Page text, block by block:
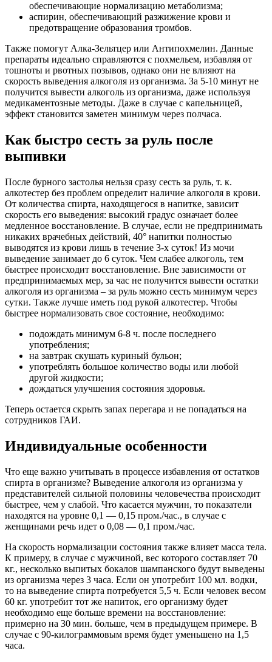
обеспечивающие нормализацию метаболизма;
аспирин, обеспечивающий разжижение крови и
предотвращение образования тромбов.
Также помогут Алка-Зельтцер или Антипохмелин. Данные
препараты идеально справляются с похмельем, избавляя от
тошноты и рвотных позывов, однако они не влияют на
скорость выведения алкоголя из организма. За 5-10 минут не
получится вывести алкоголь из организма, даже используя
медикаментозные методы. Даже в случае с капельницей,
эффект становится заметен минимум через полчаса.
Как быстро сесть за руль после
выпивки
После бурного застолья нельзя сразу сесть за руль, т. к.
алкотестер без проблем определит наличие алкоголя в крови.
От количества спирта, находящегося в напитке, зависит
скорость его выведения: высокий градус означает более
медленное восстановление. В случае, если не предпринимать
никаких врачебных действий, 40° напитки полностью
выводятся из крови лишь в течение 3-х суток! Из мочи
выведение занимает до 6 суток. Чем слабее алкоголь, тем
быстрее происходит восстановление. Вне зависимости от
предпринимаемых мер, за час не получится вывести остатки
алкоголя из организма – за руль можно сесть минимум через
сутки. Также лучше иметь под рукой алкотестер. Чтобы
быстрее нормализовать свое состояние, необходимо:
подождать минимум 6-8 ч. после последнего
употребления;
на завтрак скушать куриный бульон;
употреблять большое количество воды или любой
другой жидкости;
дождаться улучшения состояния здоровья.
Теперь остается скрыть запах перегара и не попадаться на
сотрудников ГАИ.
Индивидуальные особенности
Что еще важно учитывать в процессе избавления от остатков
спирта в организме? Выведение алкоголя из организма у
представителей сильной половины человечества происходит
быстрее, чем у слабой. Что касается мужчин, то показатели
находятся на уровне 0,1 — 0,15 пром./час., в случае с
женщинами речь идет о 0,08 — 0,1 пром./час.
На скорость нормализации состояния также влияет масса тела.
К примеру, в случае с мужчиной, вес которого составляет 70
кг., несколько выпитых бокалов шампанского будут выведены
из организма через 3 часа. Если он употребит 100 мл. водки,
то на выведение спирта потребуется 5,5 ч. Если человек весом
60 кг. употребит тот же напиток, его организму будет
необходимо еще больше времени на восстановление:
примерно на 30 мин. больше, чем в предыдущем примере. В
случае с 90-килограммовым время будет уменьшено на 1,5
часа.